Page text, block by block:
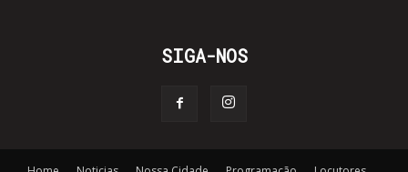
SIGA-NOS